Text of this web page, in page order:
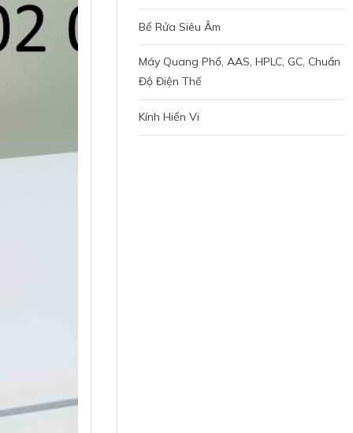
Bể Rửa Siêu Âm
Máy Quang Phổ, AAS, HPLC, GC, Chuẩn
Độ Điện Thế
Kính Hiển Vi